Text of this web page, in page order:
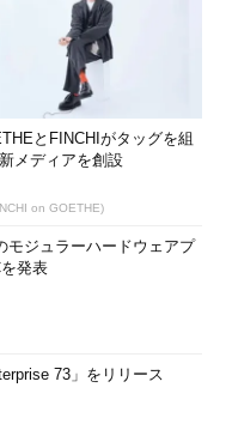
とFINCHIがタッグを組
メディアを創設
on GOETHE)
モジュラーハードウェアプ
発表
73」をリリース